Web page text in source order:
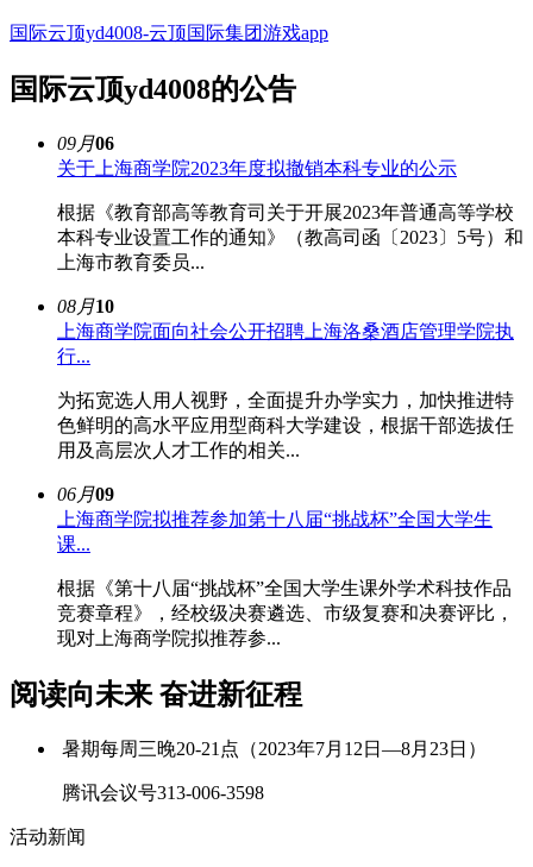
国际云顶yd4008-云顶国际集团游戏app
国际云顶yd4008的公告
09月06
关于上海商学院2023年度拟撤销本科专业的公示
根据《教育部高等教育司关于开展2023年普通高等学校
本科专业设置工作的通知》（教高司函〔2023〕5号）和
上海市教育委员...
08月10
上海商学院面向社会公开招聘上海洛桑酒店管理学院执
行...
为拓宽选人用人视野，全面提升办学实力，加快推进特
色鲜明的高水平应用型商科大学建设，根据干部选拔任
用及高层次人才工作的相关...
06月09
上海商学院拟推荐参加第十八届“挑战杯”全国大学生
课...
根据《第十八届“挑战杯”全国大学生课外学术科技作品
竞赛章程》，经校级决赛遴选、市级复赛和决赛评比，
现对上海商学院拟推荐参...
阅读向未来 奋进新征程
暑期每周三晚20-21点（2023年7月12日—8月23日）
腾讯会议号313-006-3598
活动新闻